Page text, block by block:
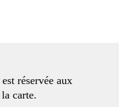
réservée aux
carte.